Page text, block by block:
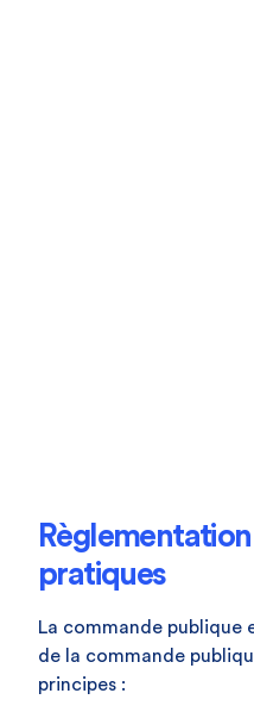
pratiques
La commande publique
de la commande
principes :